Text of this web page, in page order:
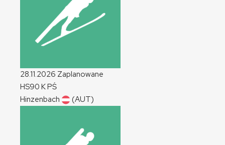
28.11.2026 Zaplanowane
HS90 KPŚ
Hinzenbach
(AUT)